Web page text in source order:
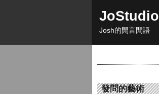
JoStudio
Josh的閒言閒語
發問的藝術